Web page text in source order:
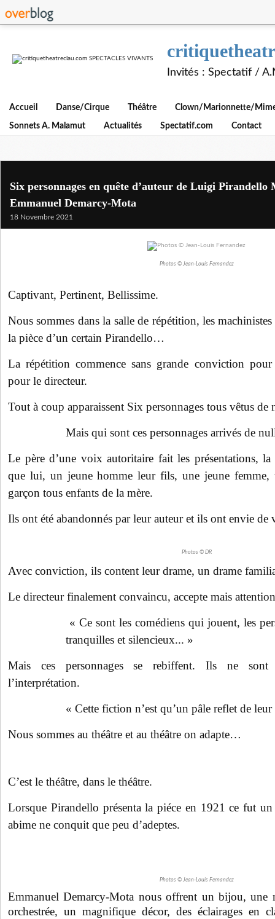
Invités : Spectatif /
Accueil Danse/Cirque Théâtre Clown/Marionnette/
Sonnets A. Malamut Actualités Spectatif.com Contact
Six personnages en quête d’auteur de Luigi Pirandello
Emmanuel Demarcy-Mota
18 Novembre 2021
Photos © Jean-Louis Fernandez
Captivant, Pertinent, Bellissime.
Nous sommes dans la salle de répétition, les
la pièce d’un certain Pirandello…
La répétition commence sans grande conviction
pour le directeur.
Tout à coup apparaissent Six personnages tous vêtus
Mais qui sont ces personnages arrivés de
Le père d’une voix autoritaire fait les présentations, la
que lui, un jeune homme leur fils, une jeune femme,
garçon tous enfants de la mère.
Ils ont été abandonnés par leur auteur et ils ont envie
Photos © DR
Avec conviction, ils content leur drame, un drame
Le directeur finalement convaincu, accepte mais
« Ce sont les comédiens qui jouent, les
tranquilles et silencieux... »
Mais ces personnages se rebiffent. Ils ne sont
l’interprétation.
« Cette fiction n’est qu’un pâle reflet de
Nous sommes au théâtre et au théâtre on adapte…
C’est le théâtre, dans le théâtre.
Lorsque Pirandello présenta la piéce en 1921 ce fut un
abime ne conquit que peu d’adeptes.
Photos © Jean-Louis Fernandez
Emmanuel Demarcy-Mota nous offrent un bijou, une
orchestrée, un magnifique décor, des éclairages en